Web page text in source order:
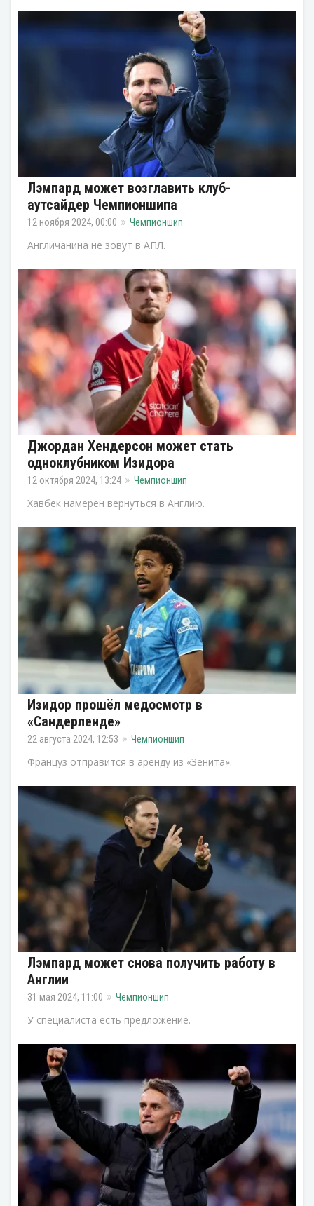
Лэмпард может возглавить клуб-
аутсайдер Чемпионшипа
12 ноября 2024, 00:00 Чемпионшип
Англичанина не зовут в АПЛ.
Джордан Хендерсон может стать
одноклубником Изидора
12 октября 2024, 13:24 Чемпионшип
Хавбек намерен вернуться в Англию.
Изидор прошёл медосмотр в
«Сандерленде»
22 августа 2024, 12:53 Чемпионшип
Француз отправится в аренду из «Зенита».
Лэмпард может снова получить работу в
Англии
31 мая 2024, 11:00 Чемпионшип
У специалиста есть предложение.